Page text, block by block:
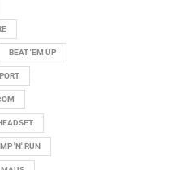
BEAT 'EM UP
'N' RUN